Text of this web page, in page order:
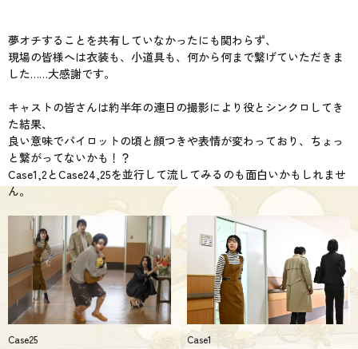
夢オチすることを共有していなかったにも関わらず、
現場の皆様へは衣装も、小道具も、何から何まで繋げていただきま
した……大感謝です。
キャストの皆さんは約半年の連日の撮影により役とシンクロしてき
た結果、
良い意味でパイロットの頃と顔つきや表情が変わっており、ちょっ
と繋がってないかも！？
Case1,2とCase24,25を並行して流してみるのも面白いかもしれませ
ん。
Case25 Case1